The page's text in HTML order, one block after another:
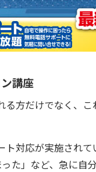
講座
る方だけでなく、
対応が実施され
た」など、急に